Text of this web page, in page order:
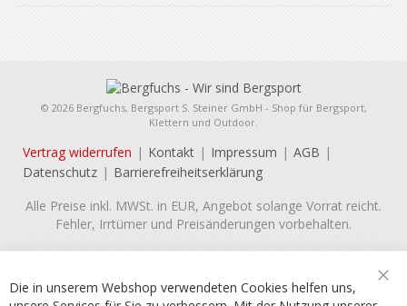
© 2026 Bergfuchs, Bergsport S. Steiner GmbH - Shop für Bergsport,
Klettern und Outdoor.
Vertrag widerrufen Kontakt Impressum
AGB
Datenschutz
Barrierefreiheitserklärung
Alle Preise inkl. MWSt. in EUR, Angebot solange Vorrat reicht.
Fehler, Irrtümer und Preisänderungen vorbehalten.
Die in unserem Webshop verwendeten Cookies helfen uns,